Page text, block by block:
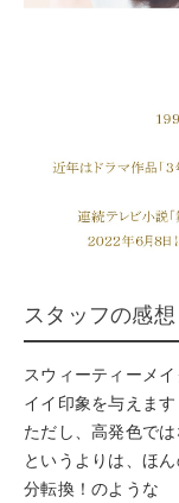
スタッフの感想
スウィーティーメ
イイ印象を与えます
ただし、高発色で
というよりは、ほ
分転換！のような